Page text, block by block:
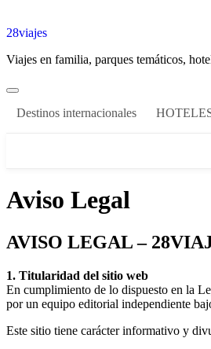
28viajes
Viajes en familia, parques temáticos,
Destinos internacionales
Aviso Legal
AVISO LEGAL –
1. Titularidad del sitio web
En cumplimiento de lo dispuesto en la
por un equipo editorial independiente
Este sitio tiene carácter informativo y